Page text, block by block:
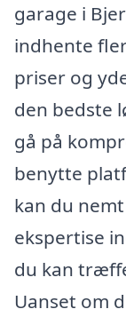
garage i
indhente
priser og
den bedste
gå på
benytte
kan du
ekspertise
du kan
Uanset om